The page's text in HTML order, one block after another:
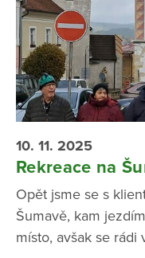
10. 11. 2025
Rekreace na
Opět jsme se s
Šumavě, kam
místo, avšak se rádi